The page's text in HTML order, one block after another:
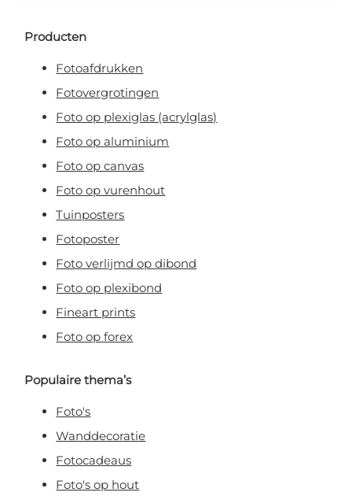
Producten
Fotoafdrukken
Fotovergrotingen
Foto op plexiglas (acrylglas)
Foto op aluminium
Foto op canvas
Foto op vurenhout
Tuinposters
Fotoposter
Foto verlijmd op dibond
Foto op plexibond
Fineart prints
Foto op forex
Populaire thema’s
Foto's
Wanddecoratie
Fotocadeaus
Foto's op hout